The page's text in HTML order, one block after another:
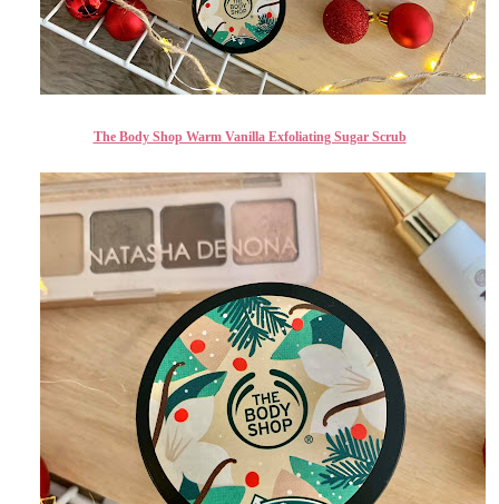
The Body Shop Warm Vanilla Exfoliating Sugar Scrub